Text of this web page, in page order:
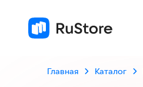
Главная Каталог